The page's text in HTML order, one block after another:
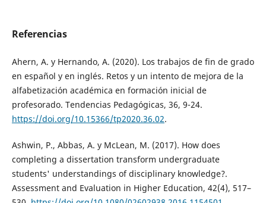
Referencias
Ahern, A. y Hernando, A. (2020). Los trabajos de fin de grado
en español y en inglés. Retos y un intento de mejora de la
alfabetización académica en formación inicial de
profesorado. Tendencias Pedagógicas, 36, 9-24.
https://doi.org/10.15366/tp2020.36.02.
Ashwin, P., Abbas, A. y McLean, M. (2017). How does
completing a dissertation transform undergraduate
students' understandings of disciplinary knowledge?.
Assessment and Evaluation in Higher Education, 42(4), 517–